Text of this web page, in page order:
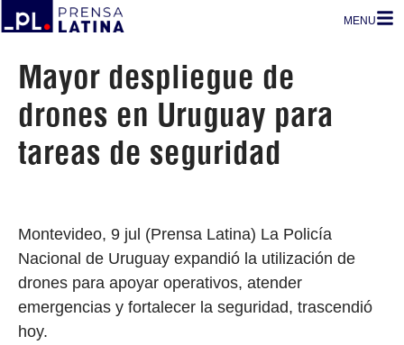
MENU
Mayor despliegue de
drones en Uruguay para
tareas de seguridad
Montevideo, 9 jul (Prensa Latina) La Policía
Nacional de Uruguay expandió la utilización de
drones para apoyar operativos, atender
emergencias y fortalecer la seguridad, trascendió
hoy.